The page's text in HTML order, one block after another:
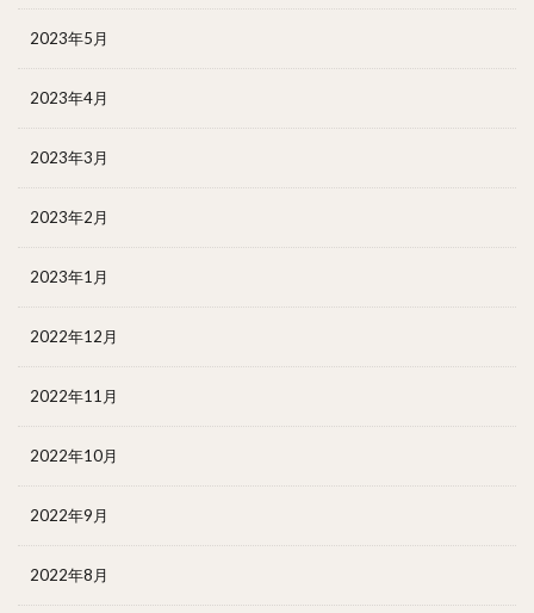
2023年5月
2023年4月
2023年3月
2023年2月
2023年1月
2022年12月
2022年11月
2022年10月
2022年9月
2022年8月